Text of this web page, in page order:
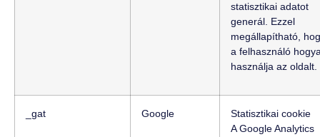
statisztikai adatot
generál. Ezzel
megállapítható,
a felhasználó
használja az oldalt.
_gat Google
Statisztikai cookie
A Google Analytics